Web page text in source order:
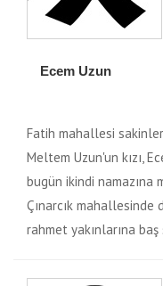
Ecem Uzun
Fatih mahallesi
Meltem Uzun'un kızı,
bugün ikindi namazına
Çınarcık
rahmet yakınlarına baş